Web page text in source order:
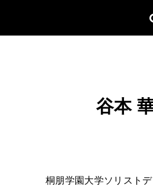
谷本
桐朋学園大学ソリスト